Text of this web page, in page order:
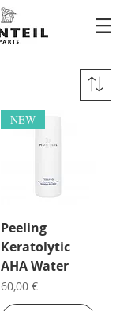
NEW
Peeling
Keratolytic
AHA Water
Prezzo
60,00 €